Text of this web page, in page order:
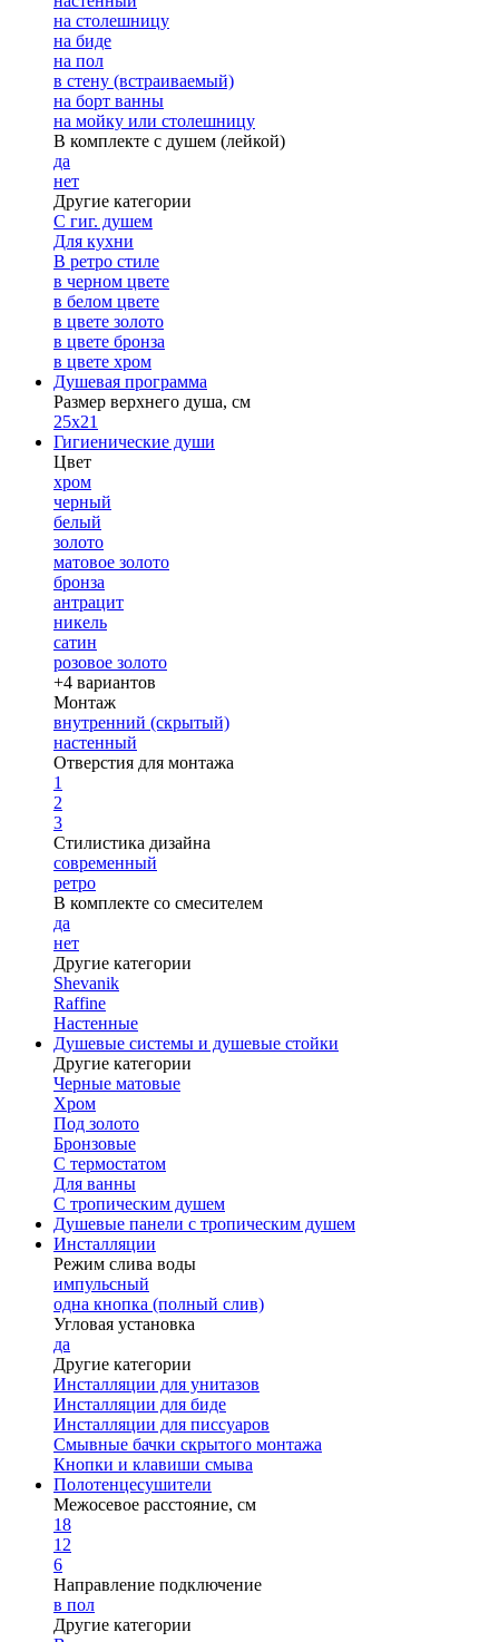
на столешницу
на биде
на пол
в стену (встраиваемый)
на борт ванны
на мойку или столешницу
В комплекте с душем (лейкой)
да
нет
Другие категории
С гиг. душем
Для кухни
В ретро стиле
в черном цвете
в белом цвете
в цвете золото
в цвете бронза
в цвете хром
Душевая программа
Размер верхнего душа, см
25х21
Гигиенические души
Цвет
хром
черный
белый
золото
матовое золото
бронза
антрацит
никель
сатин
розовое золото
+4 вариантов
Монтаж
внутренний (скрытый)
настенный
Отверстия для монтажа
1
2
3
Стилистика дизайна
современный
ретро
В комплекте со смесителем
да
нет
Другие категории
Shevanik
Raffine
Настенные
Душевые системы и душевые стойки
Другие категории
Черные матовые
Хром
Под золото
Бронзовые
С термостатом
Для ванны
С тропическим душем
Душевые панели с тропическим душем
Инсталляции
Режим слива воды
импульсный
одна кнопка (полный слив)
Угловая установка
да
Другие категории
Инсталляции для унитазов
Инсталляции для биде
Инсталляции для писсуаров
Смывные бачки скрытого монтажа
Кнопки и клавиши смыва
Полотенцесушители
Межосевое расстояние, см
18
12
6
Направление подключение
в пол
Другие категории